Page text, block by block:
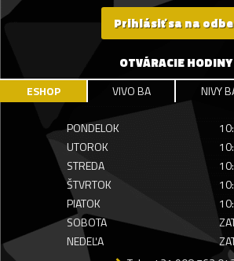
Prihlásiť sa na
OTVÁRACIE HODINY
ESHOP VIVO BA NIVY
PONDELOK
UTOROK
STREDA
ŠTVRTOK
PIATOK
SOBOTA
NEDEĽA